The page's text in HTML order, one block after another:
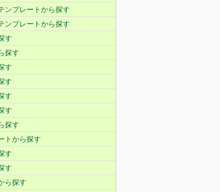
ンプレートから探す
ンプレートから探す
す
探す
す
す
す
す
探す
トから探す
す
す
ら探す